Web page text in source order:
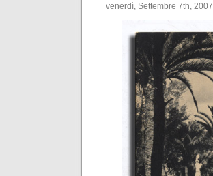
venerdì, Settembre 7th, 2007